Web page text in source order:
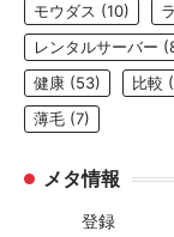
モウダス (10)
レンタルサーバー
健康 (53) 比較
薄毛 (7)
メタ情報
登録